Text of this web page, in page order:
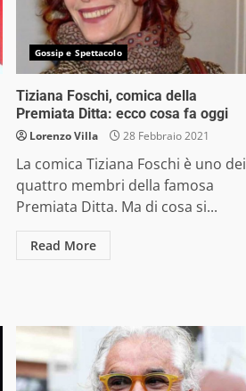
Gossip e Spettacolo
Tiziana Foschi, comica della
Premiata Ditta: ecco cosa fa oggi
Lorenzo Villa 28 Febbraio 2021
La comica Tiziana Foschi è uno dei
quattro membri della famosa
Premiata Ditta. Ma di cosa si...
Read More